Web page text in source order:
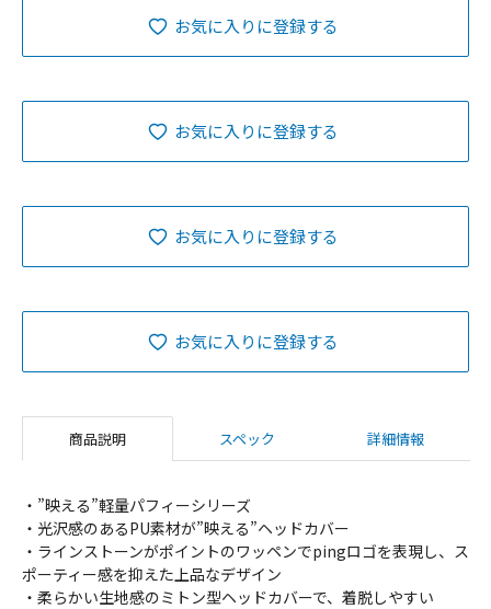
お気に入りに登録する
お気に入りに登録する
お気に入りに登録する
お気に入りに登録する
商品説明 スペック 詳細情報
・”映える”軽量パフィーシリーズ
・光沢感のあるPU素材が”映える”ヘッドカバー
・ラインストーンがポイントのワッペンでpingロゴを表現し、ス
ポーティー感を抑えた上品なデザイン
・柔らかい生地感のミトン型ヘッドカバーで、着脱しやすい